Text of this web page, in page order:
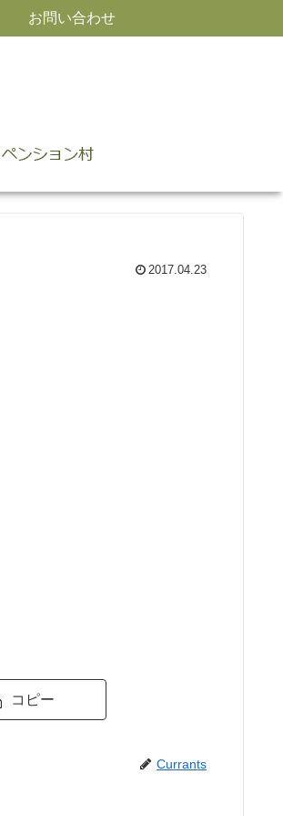
お問い合わせ
2017.04.23
コピー
Currants